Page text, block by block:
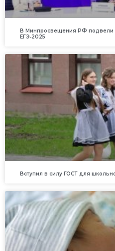
В Минпросвещения РФ подвели
ЕГЭ‑2025
Вступил в силу ГОСТ для